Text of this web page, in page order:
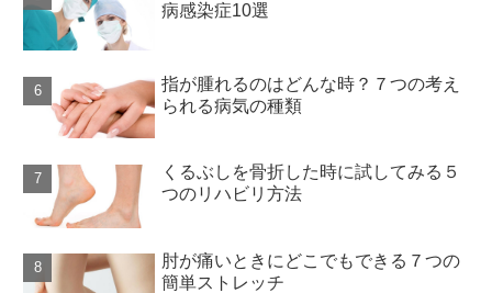
病感染症10選
指が腫れるのはどんな時？７つの考え
られる病気の種類
くるぶしを骨折した時に試してみる５
つのリハビリ方法
肘が痛いときにどこでもできる７つの
簡単ストレッチ